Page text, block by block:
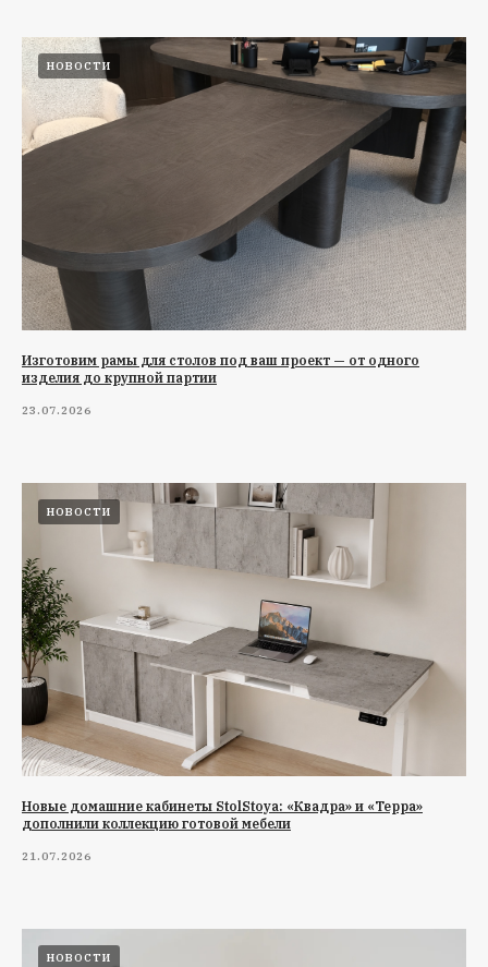
НОВОСТИ
Изготовим рамы для столов под ваш проект — от одного
изделия до крупной партии
23.07.2026
НОВОСТИ
Новые домашние кабинеты StolStoya: «Квадра» и «Терра»
дополнили коллекцию готовой мебели
21.07.2026
НОВОСТИ